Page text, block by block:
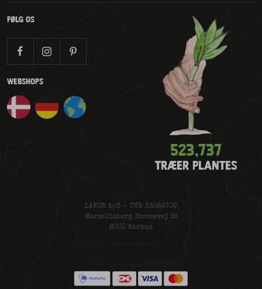
FØLG OS
WEBSHOPS
523,775
TRÆER PLANTES
LAKOR ApS - CVR 33584709
Marselisborg Havnevej 58
8000 Aarhus